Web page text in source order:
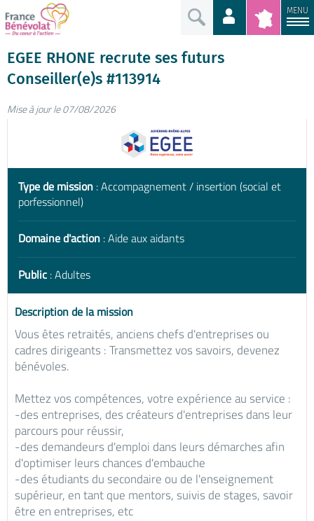
MENU
EGEE RHONE recrute ses futurs
Conseiller(e)s #113914
Mise à jour le 07/08/2026
Type de mission : Accompagnement / insertion (social et
porfessionnel)
Domaine d'action : Aide aux aidants
Public : Adultes
Description de la mission
Vous êtes retraités, anciens chefs d'entreprises ou
cadres dirigeants : Transmettez vos savoirs, devenez
bénévoles.
Mettez vos compétences, votre expérience au service :
-des entreprises, des créateurs d'entreprises dans leur
parcours pour réussir,
-des demandeurs d'emploi dans leurs démarches afin
d'optimiser leurs chances d'embauche
-des étudiants du secondaire ou de l'enseignement
supérieur, en tant que mentors, suivis de stages, savoir
être en entreprises, etc